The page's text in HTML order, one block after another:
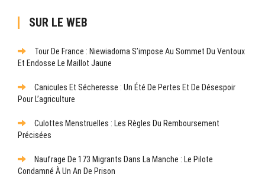
SUR LE WEB
Tour De France : Niewiadoma S’impose Au Sommet Du Ventoux
Et Endosse Le Maillot Jaune
Canicules Et Sécheresse : Un Été De Pertes Et De Désespoir
Pour L’agriculture
Culottes Menstruelles : Les Règles Du Remboursement
Précisées
Naufrage De 173 Migrants Dans La Manche : Le Pilote
Condamné À Un An De Prison